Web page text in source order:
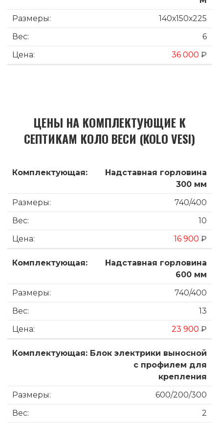
140х150х225
6
36 000 ₽
ЦЕНЫ НА КОМПЛЕКТУЮЩИЕ К
СЕПТИКАМ КОЛО ВЕСИ (KOLO VESI)
Надставная горловина
300 мм
740/400
10
16 900 ₽
Надставная горловина
600 мм
740/400
13
23 900 ₽
Блок электрики выносной
с профилем для
крепления
600/200/300
2